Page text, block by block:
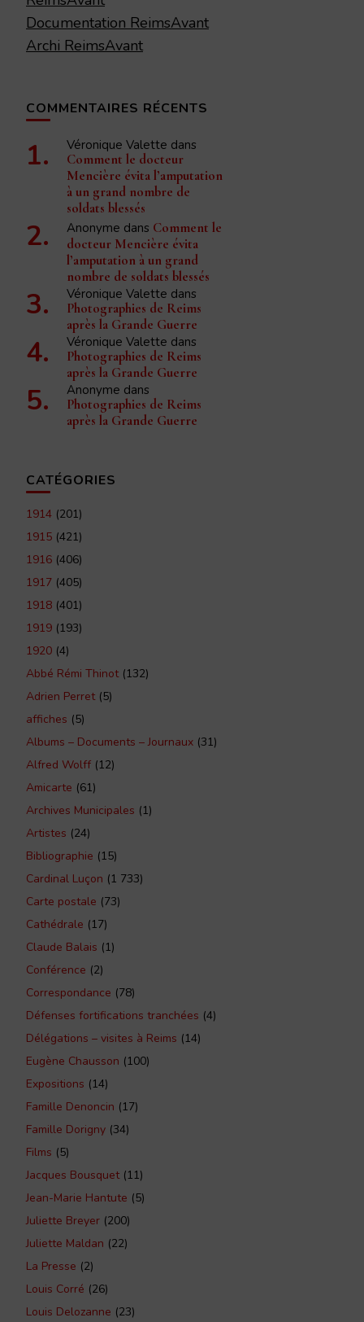
Documentation ReimsAvant
Archi ReimsAvant
COMMENTAIRES RÉCENTS
Véronique Valette dans
Comment le docteur
Mencière évita l’amputation
à un grand nombre de
soldats blessés
Anonyme dans Comment le
docteur Mencière évita
l’amputation à un grand
nombre de soldats blessés
Véronique Valette dans
Photographies de Reims
après la Grande Guerre
Véronique Valette dans
Photographies de Reims
après la Grande Guerre
Anonyme dans
Photographies de Reims
après la Grande Guerre
CATÉGORIES
1914 (201)
1915 (421)
1916 (406)
1917 (405)
1918 (401)
1919 (193)
1920 (4)
Abbé Rémi Thinot(132)
Adrien Perret(5)
affiches (5)
Albums – Documents – Journaux (31)
Alfred Wolff (12)
Amicarte (61)
Archives Municipales (1)
Artistes (24)
Bibliographie (15)
Cardinal Luçon (1 733)
Carte postale (73)
Cathédrale (17)
Claude Balais (1)
Conférence (2)
Correspondance (78)
Défenses fortifications tranchées (4)
Délégations – visites à Reims (14)
Eugène Chausson (100)
Expositions (14)
Famille Denoncin (17)
Famille Dorigny (34)
Films (5)
Jacques Bousquet(11)
Jean-Marie Hantute (5)
Juliette Breyer (200)
Juliette Maldan (22)
La Presse (2)
Louis Corré (26)
Louis Delozanne (23)